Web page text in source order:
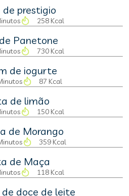
prestigio
258 Kcal
Panetone
730 Kcal
de iogurte
87 Kcal
de limão
150 Kcal
de Morango
359 Kcal
de Maça
118 Kcal
doce de leite